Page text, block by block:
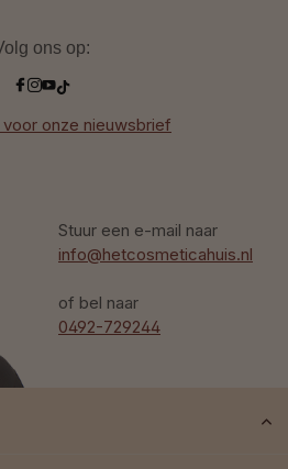
Stuur een e-mail naar
info@hetcosmeticahuis.nl
of bel naar
0492-729244
ons op:
voor onze nieuwsbrief